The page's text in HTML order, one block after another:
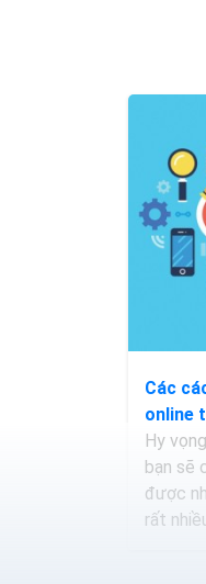
Các
online
Hy
bạn sẽ
được
rất